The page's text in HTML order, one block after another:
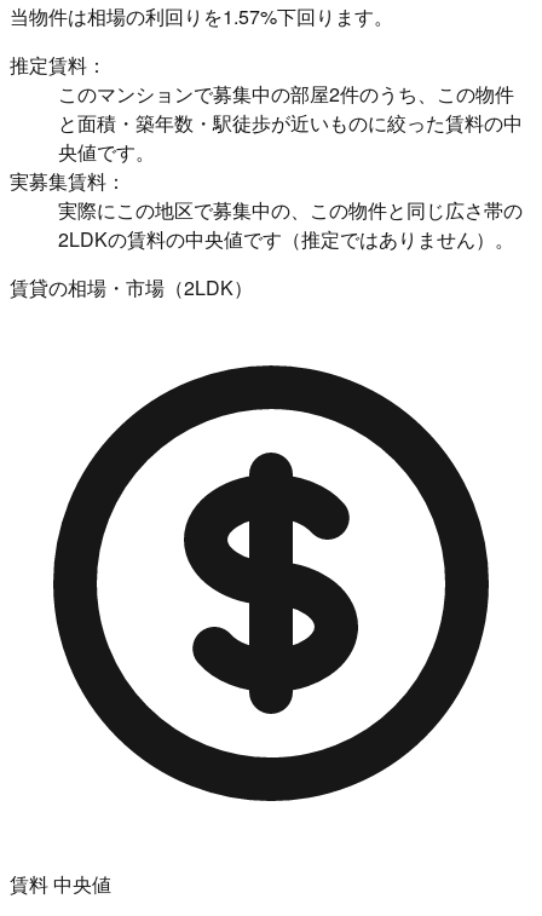
当物件は相場の利回りを1.57%下回ります。
推定賃料：
このマンションで募集中の部屋2件のうち、この物件
と面積・築年数・駅徒歩が近いものに絞った賃料の中
央値です。
実募集賃料：
実際にこの地区で募集中の、この物件と同じ広さ帯の
2LDKの賃料の中央値です（推定ではありません）。
賃貸の相場・市場（2LDK）
賃料 中央値